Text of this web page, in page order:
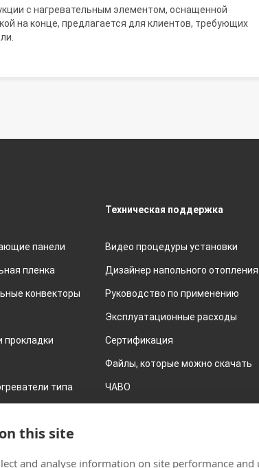
с нагревательным элементом, оснащенной
на конце, предлагается для клиентов, требующих
панели
пленка
конвекторы
прокладки
типа
Техническая поддержка
Видео процедуры установки
Дизайнер напольного отопления
Руководство по применению
Эксплуатационные расходы
Сертификация
Файлы, которые можно скачать
ЧАВО
this site
and analyse information on site performance and